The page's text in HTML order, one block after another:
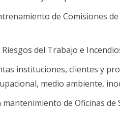
de Comisiones
del Trabajo e
instituciones, clientes y
medio ambiente,
de Oficinas de